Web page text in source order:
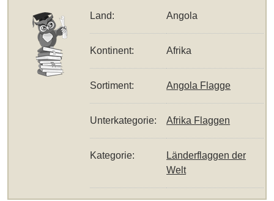
Land: Angola
Kontinent: Afrika
Sortiment: Angola Flagge
Unterkategorie: Afrika Flaggen
Kategorie:
Länderflaggen der
Welt